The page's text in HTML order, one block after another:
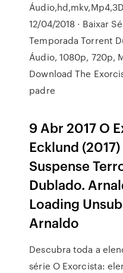
12/04/2018 · Baixar
Temporada Torrent
Áudio, 1080p, 720p,
Download The
padre
9 Abr 2017 O
Ecklund
Suspense
Dublado.
Loading
Arnaldo
Descubra toda a
série O Exorcista: